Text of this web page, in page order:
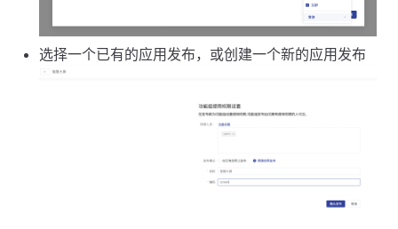
选择一个已有的应用发布，或创建一个新的应用发布